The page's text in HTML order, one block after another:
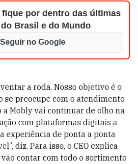
fique por dentro das últimas
Brasil e do Mundo
Seguir no Google
a roda. Nosso objetivo é o
se preocupe com o atendimento
a Mobly vai continuar de olho na
com plataformas digitais a
experiência de ponta a ponta
diz. Para isso, o CEO explica
contar com todo o sortimento